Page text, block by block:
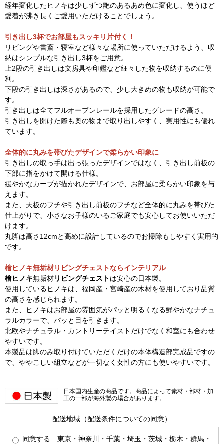
経年変化したヒノキは少しずつ艶のあるあめ色に変化し、使うほど
愛着が沸き長くご愛用いただけることでしょう。
引き出し3杯でお部屋もスッキリ片付く！
リビングや書斎・寝室など様々な場所に使っていただけるよう、収
納はシンプルな引き出し3杯をご用意。
上2段の引き出しは文房具や印鑑など細々した物を収納するのに便
利。
下段の引き出しは深さがあるので、少し大きめの物も収納が可能で
す。
引き出しは全てフルオープンレールを採用したグレードの高さ。
引き出しを開けた際も奥の物まで取り出しやすく、実用性にも優れ
ています。
全体的に丸みを帯びたデザインで柔らかい印象に
引き出しの取っ手は出っ張ったデザインではなく、引き出し前板の
下部に指をかけて開ける仕様。
緩やかなカーブが描かれたデザインで、お部屋に柔らかい印象を与
えます。
また、天板のフチや引き出し前板のフチなど全体的に丸みを帯びた
仕上がりで、小さなお子様のいるご家庭でも安心してお使いいただ
けます。
丸脚は高さ12cmと高めに設計しているのでお掃除もしやすく実用的
です。
檜ヒノキ無垢材リビングチェストならインテリアル
檜ヒノキ無垢材リビングチェストは安心の日本製。
使用しているヒノキは、福岡産・宮崎産の木材を使用しており品質
の高さを感じられます。
また、ヒノキはお部屋の雰囲気がパッと明るくなる鮮やかなナチュ
ラルカラーで、パッと目を引きます。
北欧やナチュラル・カントリーテイストだけでなく和室にも合わせ
やすいです。
本製品は脚のみ取り付けていただくだけの本体構造部完成品ですの
で、ややこしい組立などが一切なく女性の方にも使いやすいです。
日本国内生産の商品です。商品によって素材・部材・加
工の一部が海外製の場合があります。
配送地域（配送条件についての同意）
同意する…東京・神奈川・千葉・埼玉・茨城・栃木・群馬・